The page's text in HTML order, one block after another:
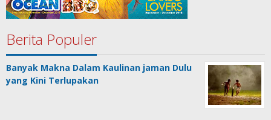
Berita Populer
Banyak Makna Dalam Kaulinan jaman Dulu
yang Kini Terlupakan